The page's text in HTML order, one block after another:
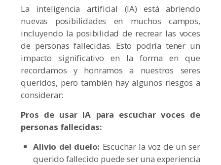
La inteligencia artificial (IA) está abriendo
nuevas posibilidades en muchos campos,
incluyendo la posibilidad de recrear las voces
de personas fallecidas. Esto podría tener un
impacto significativo en la forma en que
recordamos y honramos a nuestros seres
queridos, pero también hay algunos riesgos a
considerar:
Pros de usar IA para escuchar voces de
personas fallecidas:
Alivio del duelo: Escuchar la voz de un ser
querido fallecido puede ser una experiencia